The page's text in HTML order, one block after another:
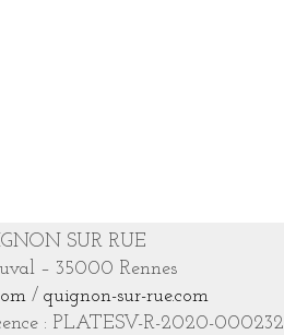
SUR RUE
– 35000 Rennes
/ quignon-sur-rue.com
: PLATESV-R-2020-000232